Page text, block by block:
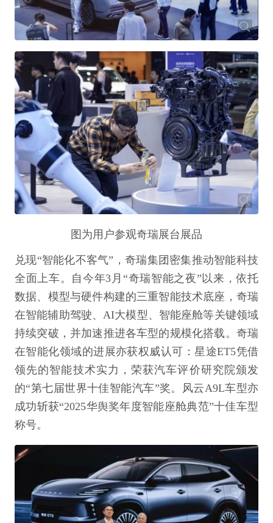
图为用户参观奇瑞展台展品
兑现“智能化不客气”，奇瑞集团密集推动智能科技
全面上车。自今年3月“奇瑞智能之夜”以来，依托
数据、模型与硬件构建的三重智能技术底座，奇瑞
在智能辅助驾驶、AI大模型、智能座舱等关键领域
持续突破，并加速推进各车型的规模化搭载。奇瑞
在智能化领域的进展亦获权威认可：星途ET5凭借
领先的智能技术实力，荣获汽车评价研究院颁发
的“第七届世界十佳智能汽车”奖。风云A9L车型亦
成功斩获“2025华舆奖年度智能座舱典范”十佳车型
称号。